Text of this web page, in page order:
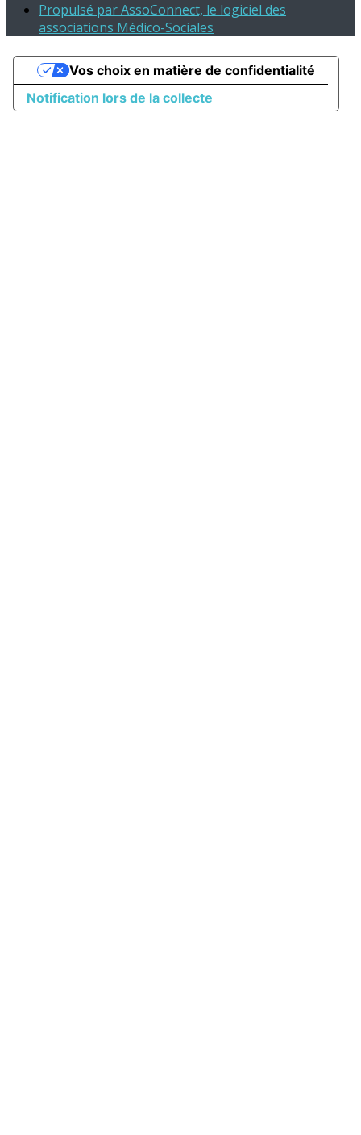
Propulsé par AssoConnect, le logiciel des
associations Médico-Sociales
Notification lors de la collecte
Vos choix en matière de confidentialité